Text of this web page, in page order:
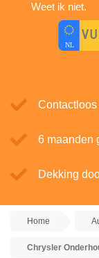
Weet ik niet.
6 maanden
Dekking
Home
Chrysler